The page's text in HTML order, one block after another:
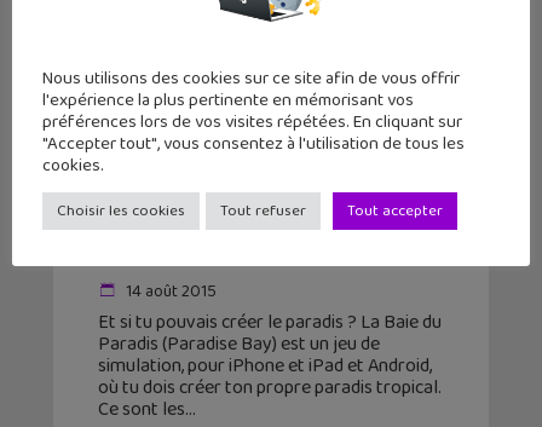
La Baie du Paradis : le jeu de
simulation paradisiaque par les
14 août 2015
Et si tu pouvais créer le paradis ? La Baie du
Paradis (Paradise Bay) est un jeu de
simulation, pour iPhone et iPad et Android,
où tu dois créer ton propre paradis tropical.
Ce sont les
Nous utilisons des cookies sur ce site afin de vous offrir
l'expérience la plus pertinente en mémorisant vos
préférences lors de vos visites répétées. En cliquant sur
"Accepter tout", vous consentez à l'utilisation de tous les
cookies.
Choisir les cookies Tout refuser Tout accepter